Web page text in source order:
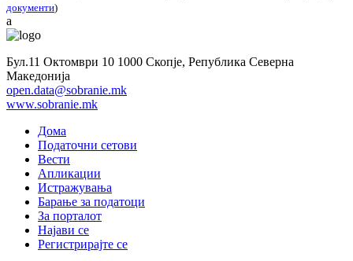
документи)
a
Бул.11 Октомври 10 1000 Скопје, Република Северна
Македонија
open.data@sobranie.mk
www.sobranie.mk
Дома
Податочни сетови
Вести
Апликации
Истражувања
Барање за податоци
За порталот
Најави се
Регистрирајте се